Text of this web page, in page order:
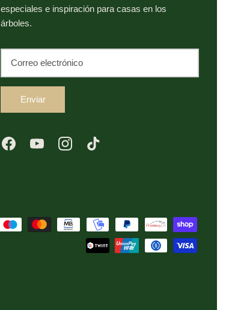
especiales e inspiración para casas en los
árboles.
Enviar